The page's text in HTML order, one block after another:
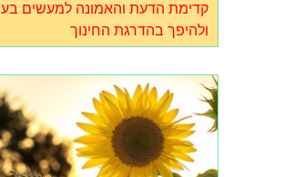
קדימת הדעת והאמונה למעשים
ולהיפך בהדרגת החינוך